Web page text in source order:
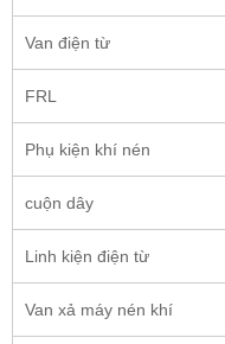
Van điện từ
FRL
Phụ kiện khí nén
cuộn dây
Linh kiện điện từ
Van xả máy nén khí